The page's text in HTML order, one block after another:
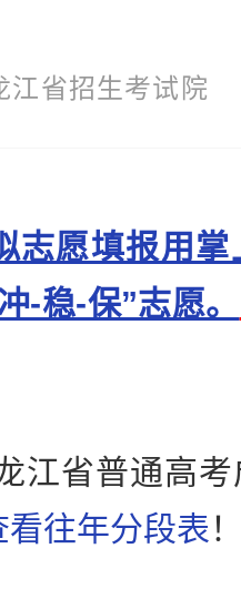
江省招生考试院
志愿填报用
-稳-保”志愿。
省普通高考
看往年分段表